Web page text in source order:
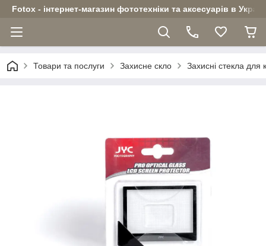
Fotox - інтернет-магазин фототехніки та аксесуарів в
Товари та послуги Захисне скло Захисні стекла для